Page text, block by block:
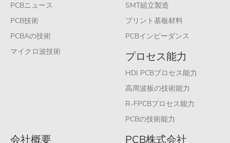
PCBニュース
PCB技術
PCBAの技術
マイクロ波技術
SMT組立製造
プリント基板材料
PCBインピーダンス
プロセス能力
HDI PCBプロセス能力
高周波板の技術能力
R-FPCBプロセス能力
PCBの技術能力
会社概要 PCB株式会社